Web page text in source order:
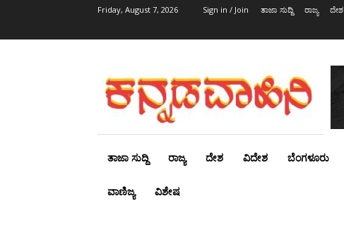
Friday, August 7, 2026 Sign in / Join ತಾಜಾ ಸುದ್ದಿ ರಾಜ್ಯ ದೇಶ
ತಾಜಾ ಸುದ್ದಿ ರಾಜ್ಯ ದೇಶ ವಿದೇಶ ಬೆಂಗಳೂರು
ವಾಣಿಜ್ಯ ವಿಶೇಷ